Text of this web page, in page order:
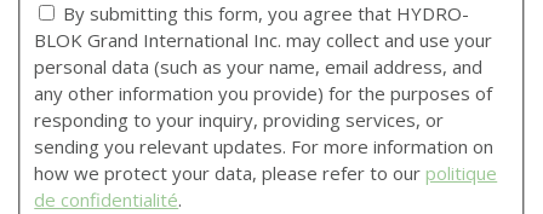
By submitting this form, you agree that HYDRO-
BLOK Grand International Inc. may collect and use your
personal data (such as your name, email address, and
any other information you provide) for the purposes of
responding to your inquiry, providing services, or
sending you relevant updates. For more information on
how we protect your data, please refer to our politique
de confidentialité.